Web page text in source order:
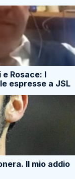
Rosace: I
espresse a JSL
Il mio addio